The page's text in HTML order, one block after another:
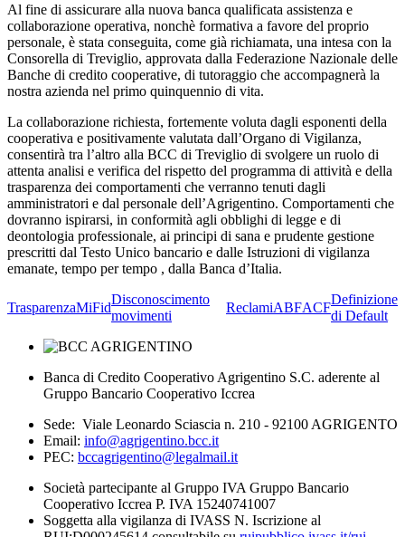
Al fine di assicurare alla nuova banca qualificata assistenza e
collaborazione operativa, nonchè formativa a favore del proprio
personale, è stata conseguita, come già richiamata, una intesa con la
Consorella di Treviglio, approvata dalla Federazione Nazionale delle
Banche di credito cooperative, di tutoraggio che accompagnerà la
nostra azienda nel primo quinquennio di vita.
La collaborazione richiesta, fortemente voluta dagli esponenti della
cooperativa e positivamente valutata dall’Organo di Vigilanza,
consentirà tra l’altro alla BCC di Treviglio di svolgere un ruolo di
attenta analisi e verifica del rispetto del programma di attività e della
trasparenza dei comportamenti che verranno tenuti dagli
amministratori e dal personale dell’Agrigentino. Comportamenti che
dovranno ispirarsi, in conformità agli obblighi di legge e di
deontologia professionale, ai principi di sana e prudente gestione
prescritti dal Testo Unico bancario e dalle Istruzioni di vigilanza
emanate, tempo per tempo , dalla Banca d’Italia.
TrasparenzaMiFid
Disconoscimento
movimenti
ReclamiABFACF
Definizione
di Default
Banca di Credito Cooperativo Agrigentino S.C. aderente al
Gruppo Bancario Cooperativo Iccrea
Sede: Viale Leonardo Sciascia n. 210 - 92100 AGRIGENTO
Email: info@agrigentino.bcc.it
PEC: bccagrigentino@legalmail.it
Società partecipante al Gruppo IVA Gruppo Bancario
Cooperativo Iccrea P. IVA 15240741007
Soggetta alla vigilanza di IVASS N. Iscrizione al